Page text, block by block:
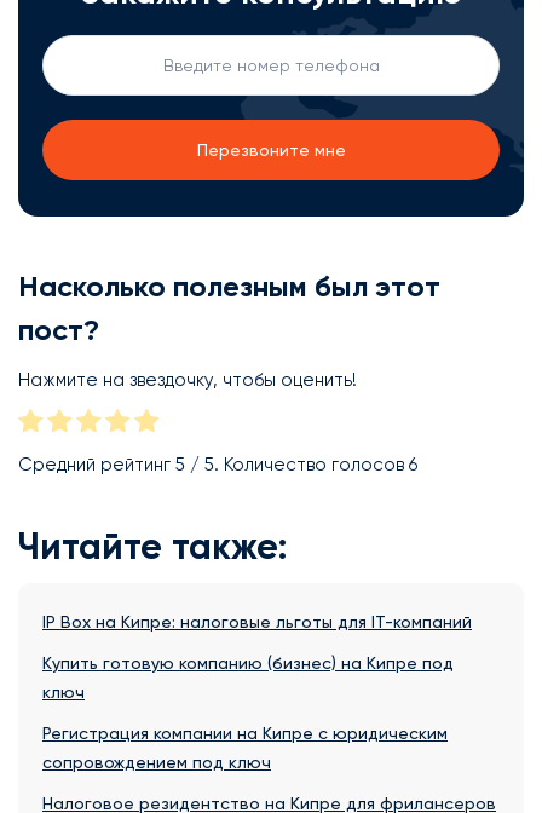
Насколько полезным был этот
пост?
Нажмите на звездочку, чтобы оценить!
Средний рейтинг 5 / 5. Количество голосов 6
Читайте также:
IP Box на Кипре: налоговые льготы для IT-компаний
Купить готовую компанию (бизнес) на Кипре под
ключ
Регистрация компании на Кипре с юридическим
сопровождением под ключ
Налоговое резидентство на Кипре для фрилансеров